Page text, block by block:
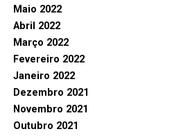
Maio 2022
Abril 2022
Março 2022
Fevereiro 2022
Janeiro 2022
Dezembro 2021
Novembro 2021
Outubro 2021